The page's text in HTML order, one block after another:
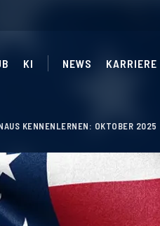
KI NEWS KARRIERE
KENNENLERNEN: OKTOBER 2025